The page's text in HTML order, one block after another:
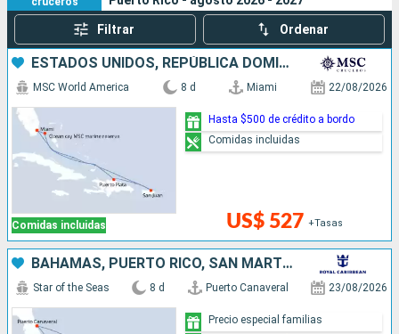
Buscar
Filtrar Ordenar
ESTADOS UNIDOS, REPÚBLICA DOMINICANA, PUERTO RICO, BAHAMAS
Comidas incluidas
MSC World America 8 d Miami 22/08/2026
US$ 527 +Tasas
Hasta $500 de crédito a bordo
Comidas incluidas
BAHAMAS, PUERTO RICO, SAN MARTÍN, ESTADOS UNIDOS
Star of the Seas 8 d Puerto Canaveral 23/08/2026
Precio especial familias